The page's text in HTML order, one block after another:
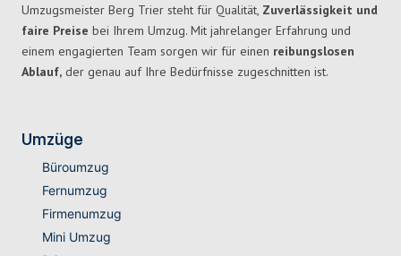
Umzugsmeister Berg Trier steht für Qualität, Zuverlässigkeit und
faire Preise bei Ihrem Umzug. Mit jahrelanger Erfahrung und
einem engagierten Team sorgen wir für einen reibungslosen
Ablauf, der genau auf Ihre Bedürfnisse zugeschnitten ist.
Umzüge
Büroumzug
Fernumzug
Firmenumzug
Mini Umzug